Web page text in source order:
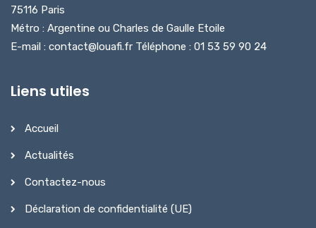
75116 Paris
Métro : Argentine ou Charles de Gaulle Etoile
E-mail : contact@louafi.fr Téléphone : 01 53 59 90 24
Liens utiles
Accueil
Actualités
Contactez-nous
Déclaration de confidentialité (UE)